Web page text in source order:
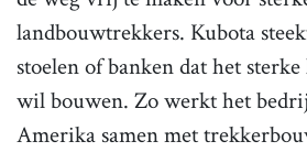
landbouwtrekkers. Kubota
stoelen of banken dat het
wil bouwen. Zo werkt het
Amerika samen met